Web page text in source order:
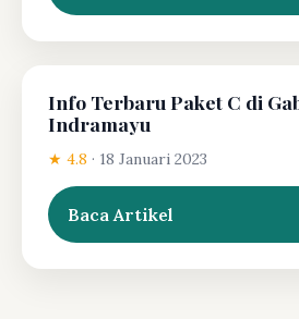
Info Terbaru Paket C di
Indramayu
★ 4.8 · 18 Januari 2023
Baca Artikel